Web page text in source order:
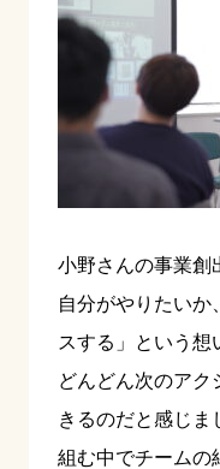
小野さんの事業創
自分がやりたいか
スする」という想
どんどん次のアク
きるのだと感じま
組む中でチームの